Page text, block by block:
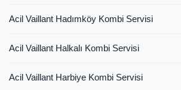
Acil Vaillant Hadımköy Kombi Servisi
Acil Vaillant Halkalı Kombi Servisi
Acil Vaillant Harbiye Kombi Servisi